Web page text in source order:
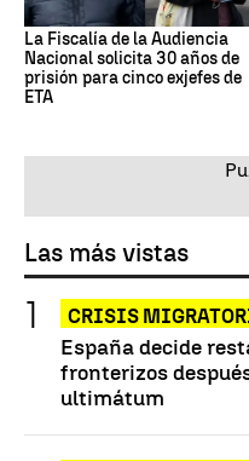
La Fiscalía de la Audiencia
Nacional solicita 30 años de
prisión para cinco exjefes de
ETA
Las más vistas
CRISIS
España decide
fronterizos
ultimátum